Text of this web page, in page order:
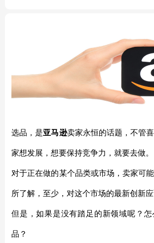
选品，是亚马逊卖家永恒的话题，不管
家想发展，想要保持竞争力，就要去做。
对于正在做的某个品类或市场，卖家可
所了解，至少，对这个市场的最新创新应
但是，如果是没有踏足的新领域呢？
品？